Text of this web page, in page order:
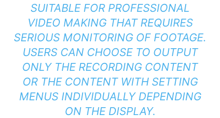
SUITABLE FOR PROFESSIONAL
VIDEO MAKING THAT REQUIRES
SERIOUS MONITORING OF FOOTAGE.
USERS CAN CHOOSE TO OUTPUT
ONLY THE RECORDING CONTENT
OR THE CONTENT WITH SETTING
MENUS INDIVIDUALLY DEPENDING
ON THE DISPLAY.